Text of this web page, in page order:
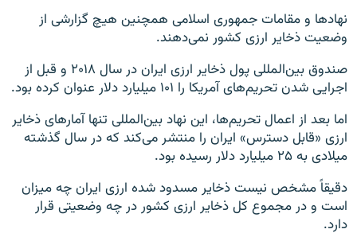
نهادها و مقامات جمهوری اسلامی همچنین هیچ گزارشی از
وضعیت ذخایر ارزی کشور نمی‌دهند.
صندوق بین‌المللی پول ذخایر ارزی ایران در سال ۲۰۱۸ و قبل از
اجرایی شدن تحریم‌های آمریکا را ۱۰۱ میلیارد دلار عنوان کرده بود.
اما بعد از اعمال تحریم‌ها، این نهاد بین‌المللی تنها آمارهای ذخایر
ارزی «قابل دسترس» ایران را منتشر می‌کند که در سال گذشته
میلادی به ۲۵ میلیارد دلار رسیده بود.
دقیقاً مشخص نیست ذخایر مسدود شده ارزی ایران چه میزان
است و در مجموع کل ذخایر ارزی کشور در چه وضعیتی قرار
دارد.